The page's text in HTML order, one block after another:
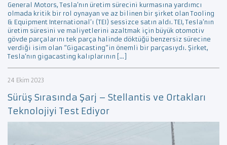
General Motors, Tesla’nın üretim sürecini kurmasına yardımcı
olmada kritik bir rol oynayan ve az bilinen bir şirket olan Tooling
& Equipment International’ı (TEI) sessizce satın aldı. TEI, Tesla’nın
üretim süresini ve maliyetlerini azaltmak için büyük otomotiv
gövde parçalarını tek parça halinde döktüğü benzersiz sürecine
verdiği isim olan “Gigacasting“in önemli bir parçasıydı. Şirket,
Tesla’nın gigacasting kalıplarının […]
24 Ekim 2023
Sürüş Sırasında Şarj – Stellantis ve Ortakları
Teknolojiyi Test Ediyor